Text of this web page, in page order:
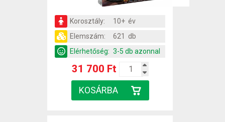
Korosztály:
10+ év
Elemszám:
621 db
Elérhetőség: 3-5 db azonnal
31 700 Ft